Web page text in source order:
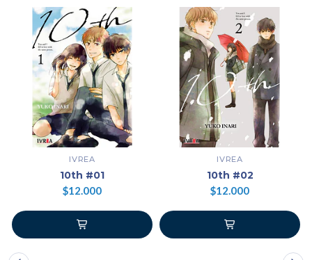
IVREA
10th #01
$12.000
IVREA
10th #02
$12.000